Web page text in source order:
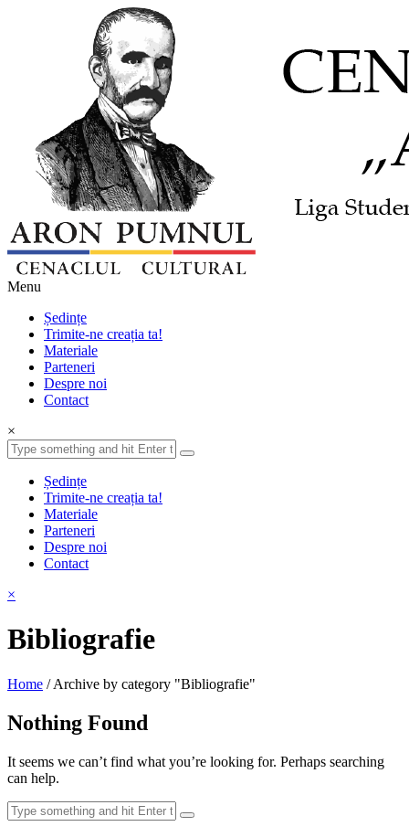
Menu
Ședințe
Trimite-ne creația ta!
Materiale
Parteneri
Despre noi
Contact
×
Ședințe
Trimite-ne creația ta!
Materiale
Parteneri
Despre noi
Contact
×
Bibliografie
Home /Archive by category "Bibliografie"
Nothing Found
It seems we can’t find what you’re looking for. Perhaps searching
can help.